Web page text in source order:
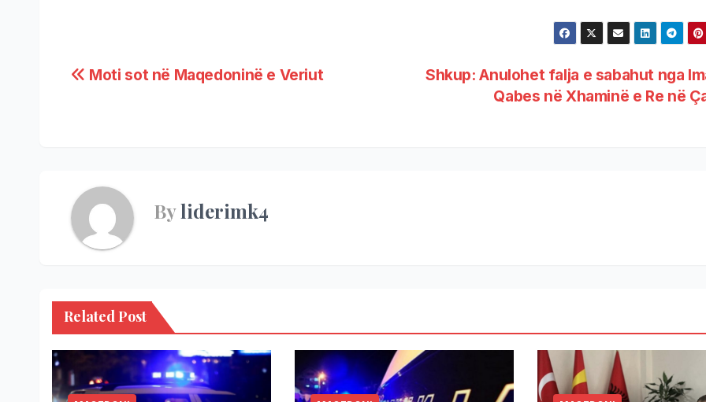
Shkup: Anulohet falja e sabahut nga
Qabes në Xhaminë e Re në
Moti sot në Maqedoninë e Veriut
Byliderimk4
Related Post